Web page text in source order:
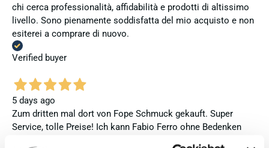
chi cerca professionalità, affidabilità e prodotti di altissimo
livello. Sono pienamente soddisfatta del mio acquisto e non
esiterei a comprare di nuovo.
Verified buyer
5 days ago
Zum dritten mal dort von Fope Schmuck gekauft. Super
Service, tolle Preise! Ich kann Fabio Ferro ohne Bedenken